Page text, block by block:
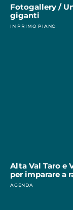
Fotogallery /
giganti
IN PRIMO PIANO
Alta Val Taro e
per imparare a
AGENDA